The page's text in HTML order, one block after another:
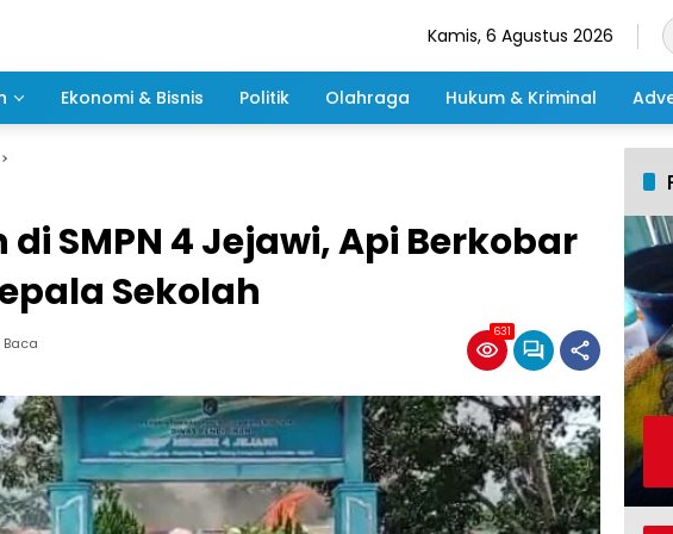
Kamis, 6 Agustus 2026
Ekonomi & Bisnis Politik Olahraga Hukum & Kriminal
SMPN 4 Jejawi, Api Berkobar
Sekolah
Baca
631